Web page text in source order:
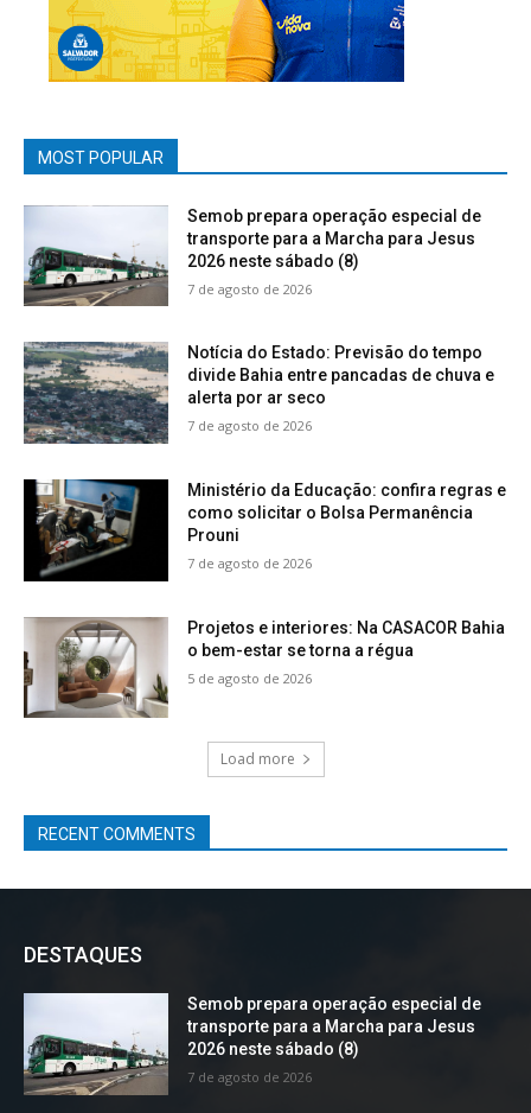
MOST POPULAR
Semob prepara operação especial de
transporte para a Marcha para Jesus
2026 neste sábado (8)
7 de agosto de 2026
Notícia do Estado: Previsão do tempo
divide Bahia entre pancadas de chuva e
alerta por ar seco
7 de agosto de 2026
Ministério da Educação: confira regras e
como solicitar o Bolsa Permanência
Prouni
7 de agosto de 2026
Projetos e interiores: Na CASACOR Bahia
o bem-estar se torna a régua
5 de agosto de 2026
Load more
RECENT COMMENTS
DESTAQUES
Semob prepara operação especial de
transporte para a Marcha para Jesus
2026 neste sábado (8)
7 de agosto de 2026